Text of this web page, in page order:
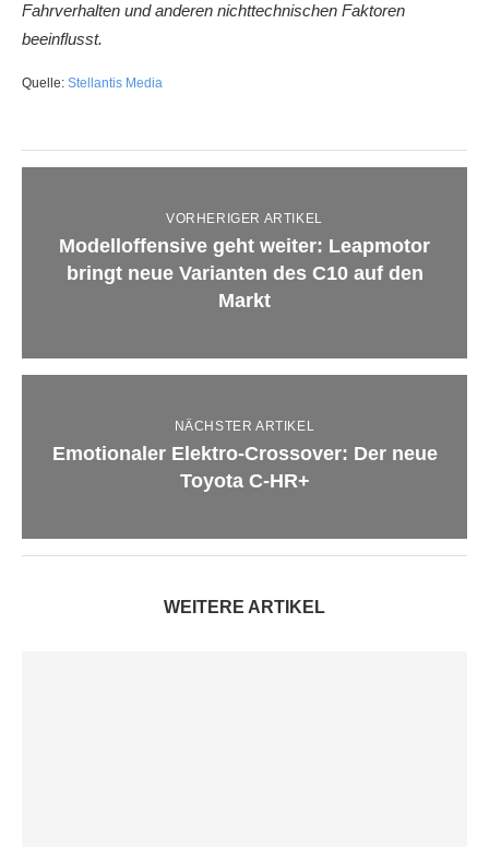
Fahrverhalten und anderen nichttechnischen Faktoren
beeinflusst.
Quelle: Stellantis Media
VORHERIGER ARTIKEL
Modelloffensive geht weiter: Leapmotor
bringt neue Varianten des C10 auf den
Markt
NÄCHSTER ARTIKEL
Emotionaler Elektro-Crossover: Der neue
Toyota C-HR+
WEITERE ARTIKEL